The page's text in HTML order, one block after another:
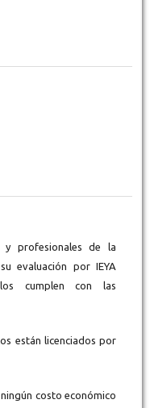
y profesionales de la
evaluación por IEYA
cumplen con las
están licenciados por
costo económico